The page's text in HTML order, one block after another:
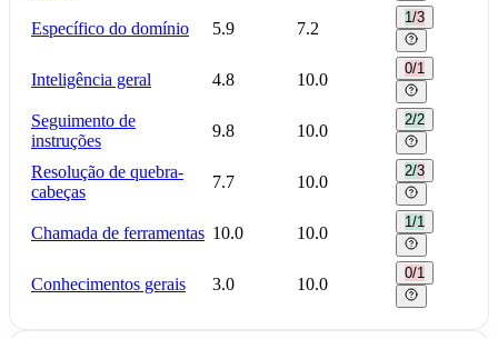
Específico do domínio 5.9 7.2
1/3
Inteligência geral 4.8 10.0
0/1
Seguimento de
instruções
9.8 10.0
2/2
Resolução de quebra-
cabeças
7.7 10.0
2/3
Chamada de ferramentas 10.0 10.0
1/1
Conhecimentos gerais 3.0 10.0
0/1